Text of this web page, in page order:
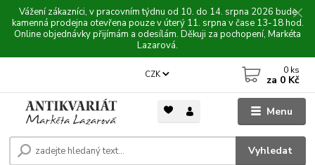
Vážení zákazníci, v pracovním týdnu od 10. do 14. srpna 2026 bude
kamenná prodejna otevřena pouze v úterý 11. srpna v čase 13-18 hod.
Online objednávky přijímám a odesílám. Děkuji za pochopení, Markéta
Lazarová.
Menu
CZK
Vyhledat
0 ks
za 0 Kč